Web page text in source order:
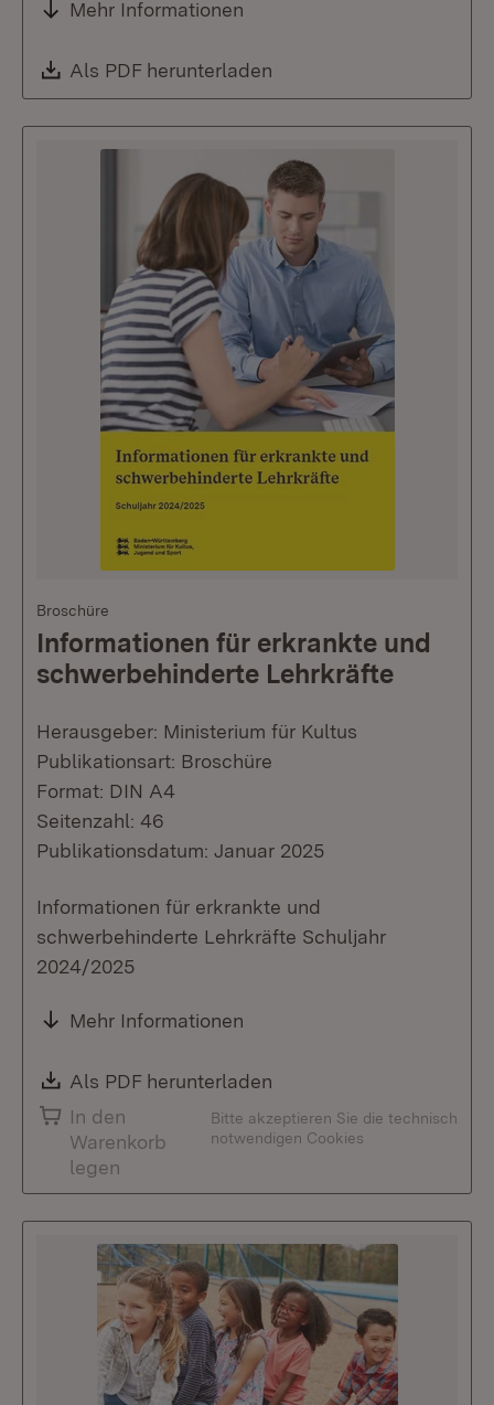
Mehr Informationen
Download:
Als PDF herunterladen
Broschüre
Informationen für erkrankte und
schwerbehinderte Lehrkräfte
Herausgeber: Ministerium für Kultus
Publikationsart: Broschüre
Format: DIN A4
Seitenzahl: 46
Publikationsdatum: Januar 2025
Informationen für erkrankte und
schwerbehinderte Lehrkräfte Schuljahr
2024/2025
Mehr Informationen
Download:
Als PDF herunterladen
In den
Warenkorb
legen
Bitte akzeptieren Sie die technisch
notwendigen Cookies